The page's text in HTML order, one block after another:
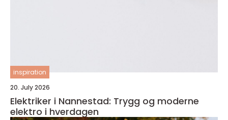
inspiration
20. July 2026
Elektriker i Nannestad: Trygg og moderne
elektro i hverdagen